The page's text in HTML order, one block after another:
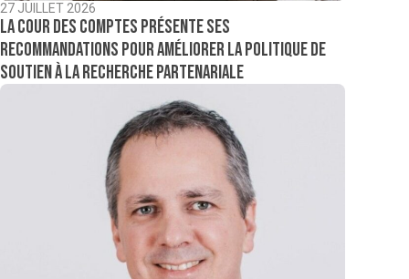
27 JUILLET 2026
La Cour des comptes présente ses
recommandations pour améliorer la politique de
soutien à la recherche partenariale